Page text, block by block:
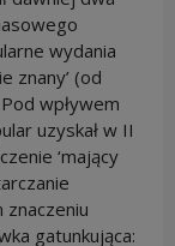
wydania
znany’ (od
wpływem
uzyskał w II
‘mający
gatunkująca: